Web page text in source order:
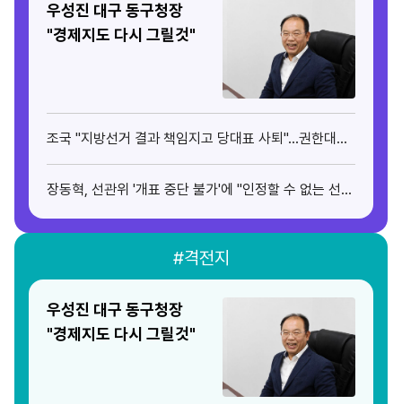
우성진 대구 동구청장
"경제지도 다시 그릴것"
조국 "지방선거 결과 책임지고 당대표 사퇴"…권한대행
장동혁, 선관위 '개표 중단 불가'에 "인정할 수 없는 선
#격전지
우성진 대구 동구청장
"경제지도 다시 그릴것"